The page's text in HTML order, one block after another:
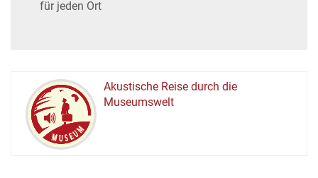
für jeden Ort
MUSEUM
Akustische Reise durch die
Museumswelt